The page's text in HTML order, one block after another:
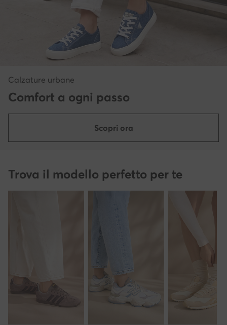
Calzature urbane
Comfort a ogni passo
Scopri ora
Trova il modello perfetto per te